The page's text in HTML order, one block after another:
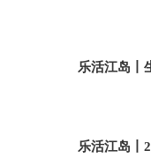
乐活江岛丨
乐活江岛丨